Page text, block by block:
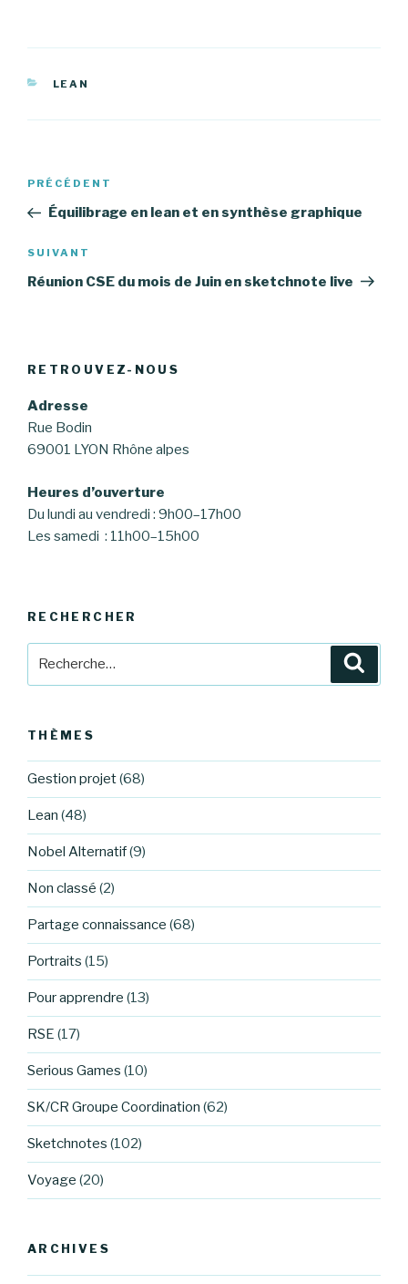
CATÉGORIES
LEAN
Navigation
l’article
Article
précédent
PRÉCÉDENT
Équilibrage en lean et en synthèse graphique
Article
suivant
SUIVANT
Réunion CSE du mois de Juin en sketchnote live
RETROUVEZ-NOUS
Adresse
Rue Bodin
69001 LYON Rhône alpes
Heures d’ouverture
Du lundi au vendredi : 9h00–17h00
Les samedi : 11h00–15h00
RECHERCHER
THÈMES
Gestion projet(68)
Lean (48)
Nobel Alternatif(9)
Non classé (2)
Partage connaissance (68)
Portraits (15)
Pour apprendre (13)
RSE (17)
Serious Games (10)
SK/CR Groupe Coordination (62)
Sketchnotes (102)
Voyage (20)
ARCHIVES